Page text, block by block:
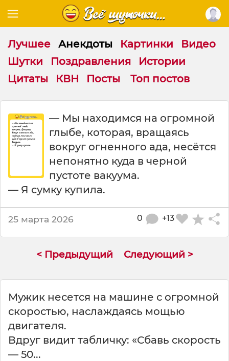
Лучшее Анекдоты Картинки
Видео
Шутки
Поздравления
Истории
Цитаты
КВН Посты Топ постов
с
н
р
— Мы находимся на огромной
глыбе, которая, вращаясь
вокруг огненного ада, несётся
непонятно куда в черной
пустоте вакуума.
— Я сумку купила.
25 марта 2026 +13
0
< Предыдущий Следующий >
Мужик несется на машине с огромной
скоростью, наслаждаясь мощью
двигателя.
Вдруг видит табличку: «Сбавь скорость
— 50...